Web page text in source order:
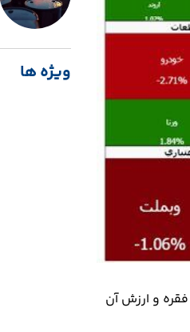
۱۲۳ واحد به ۲۸ هزار و ۱۱۵ واحد رسید. تعداد معاملات امروز فرابورس ۲۱۹ هزار فقره و ارزش آن
ویژه ها